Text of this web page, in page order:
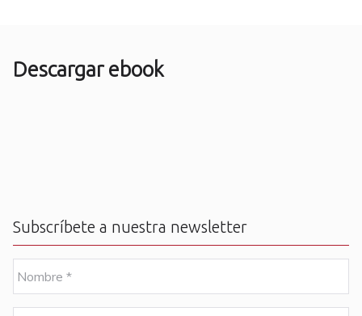
Descargar ebook
Subscríbete a nuestra newsletter
o
m